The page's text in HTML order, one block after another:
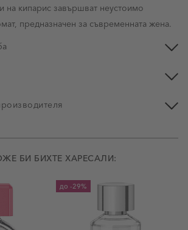
на кипарис завършват неустоимо
предназначен за съвременната жена.
БИ БИХТЕ ХАРЕСАЛИ:
до -29%